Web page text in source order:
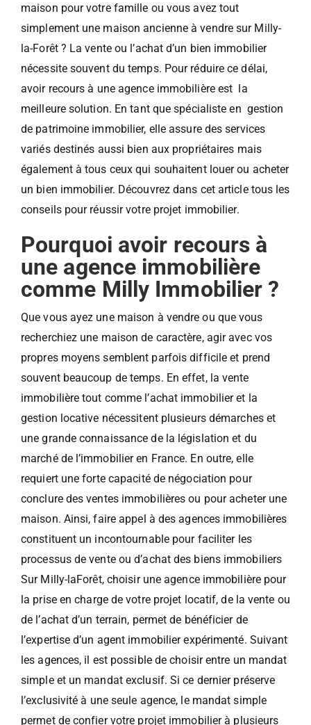
maison pour votre famille ou vous avez tout
simplement une maison ancienne à vendre sur Milly-
la-Forêt ? La vente ou l’achat d’un bien immobilier
nécessite souvent du temps. Pour réduire ce délai,
avoir recours à une agence immobilière est la
meilleure solution. En tant que spécialiste en gestion
de patrimoine immobilier, elle assure des services
variés destinés aussi bien aux propriétaires mais
également à tous ceux qui souhaitent louer ou acheter
un bien immobilier. Découvrez dans cet article tous les
conseils pour réussir votre projet immobilier.
Pourquoi avoir recours à
une agence immobilière
comme Milly Immobilier ?
Que vous ayez une maison à vendre ou que vous
recherchiez une maison de caractère, agir avec vos
propres moyens semblent parfois difficile et prend
souvent beaucoup de temps. En effet, la vente
immobilière tout comme l’achat immobilier et la
gestion locative nécessitent plusieurs démarches et
une grande connaissance de la législation et du
marché de l’immobilier en France. En outre, elle
requiert une forte capacité de négociation pour
conclure des ventes immobilières ou pour acheter une
maison. Ainsi, faire appel à des agences immobilières
constituent un incontournable pour faciliter les
processus de vente ou d’achat des biens immobiliers
Sur Milly-laForêt, choisir une agence immobilière pour
la prise en charge de votre projet locatif, de la vente ou
de l’achat d’un terrain, permet de bénéficier de
l’expertise d’un agent immobilier expérimenté. Suivant
les agences, il est possible de choisir entre un mandat
simple et un mandat exclusif. Si ce dernier préserve
l’exclusivité à une seule agence, le mandat simple
permet de confier votre projet immobilier à plusieurs